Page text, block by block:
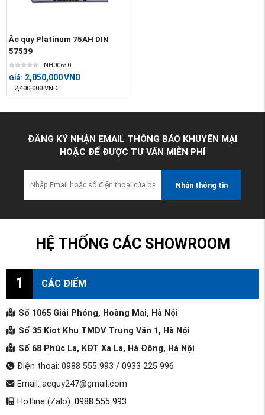
Ắc quy Platinum 75AH DIN
57539
NH00630
Giá: 2,050,000VND
2,400,000 VND
ĐĂNG KÝ NHẬN EMAIL THÔNG BÁO KHUYẾN MẠI
HOẶC ĐỂ ĐƯỢC TƯ VẤN MIỄN PHÍ
Nhận thông tin
HỆ THỐNG CÁC SHOWROOM
1 CÁC ĐIỂM
Số 1065 Giải Phóng, Hoàng Mai, Hà Nội
Số 35 Kiot Khu TMDV Trung Văn 1, Hà Nội
Số 68 Phúc La, KĐT Xa La, Hà Đông, Hà Nội
Điện thoại: 0988 555 993 / 0933 225 996
Email: acquy247@gmail.com
Hotline (Zalo): 0988 555 993